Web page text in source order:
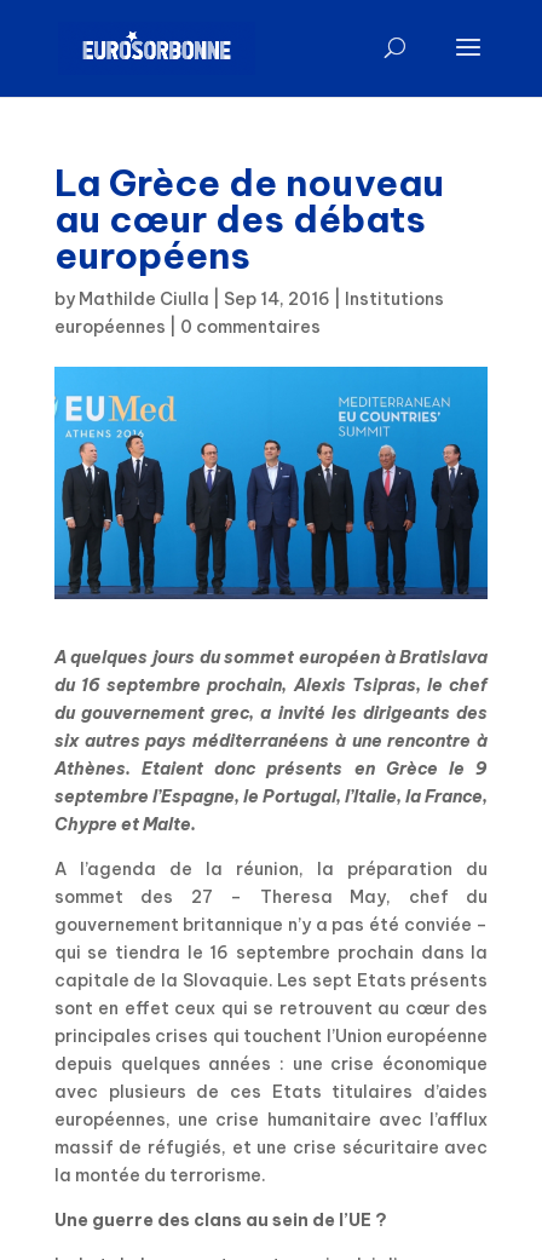
La Grèce de nouveau
au cœur des débats
européens
by Mathilde Ciulla Sep 14, 2016
Institutions
européennes
0 commentaires
A quelques jours du sommet européen à Bratislava
du 16 septembre prochain, Alexis Tsipras, le chef
du gouvernement grec, a invité les dirigeants des
six autres pays méditerranéens à une rencontre à
Athènes. Etaient donc présents en Grèce le 9
septembre l’Espagne, le Portugal, l’Italie, la France,
Chypre et Malte.
A l’agenda de la réunion, la préparation du
sommet des 27 – Theresa May, chef du
gouvernement britannique n’y a pas été conviée –
qui se tiendra le 16 septembre prochain dans la
capitale de la Slovaquie. Les sept Etats présents
sont en effet ceux qui se retrouvent au cœur des
principales crises qui touchent l’Union européenne
depuis quelques années : une crise économique
avec plusieurs de ces Etats titulaires d’aides
européennes, une crise humanitaire avec l’afflux
massif de réfugiés, et une crise sécuritaire avec
la montée du terrorisme.
Une guerre des clans au sein de l’UE ?